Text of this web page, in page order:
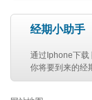
经期小助手
通过Iphone下载
你将要到来的经